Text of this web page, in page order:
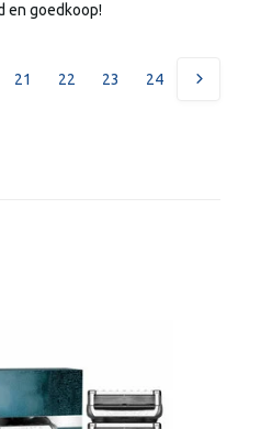
en goedkoop!
21 22 23 24 25